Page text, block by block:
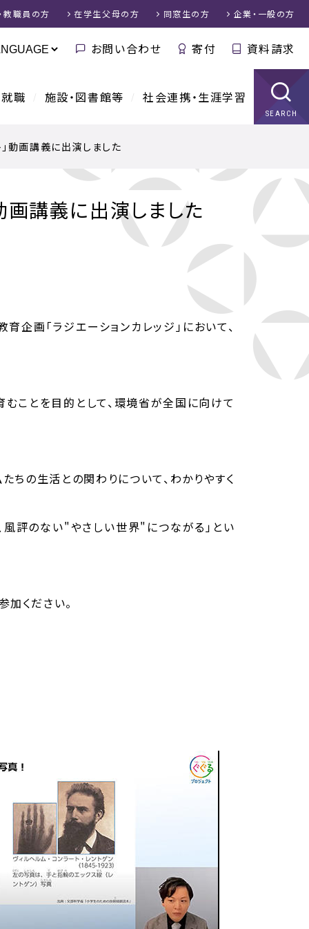
職 施設・図書館等 社会連携・生涯学習
SEARCH
教職員 の方 在学生父母の方 同窓生の方 企業・一般の方
お問い合わせ 寄付 資料請求
動画講義に出演しました
画講義に出演しました
画「ラジエーションカレッジ」において、
ことを目的として、環境省が全国に向けて
の生活との関わりについて、わかりやすく
風評のない"やさしい世界"につながる」とい
加ください。